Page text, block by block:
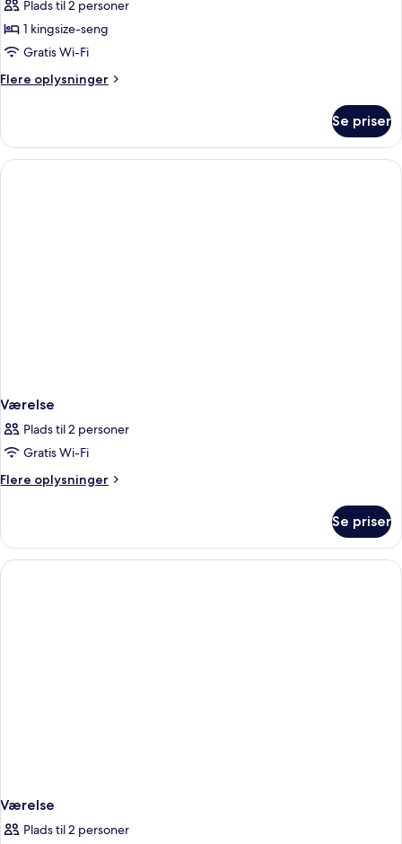
af
Suite
(Lotus)
Plads til 2 personer
1 kingsize-seng
Gratis Wi-Fi
Flere oplysninger
Flere
(Lotus)
Se priser
Værelse
Plads til 2 personer
Gratis Wi-Fi
Flere oplysninger
Flere
Se priser
Værelse
Plads til 2 personer